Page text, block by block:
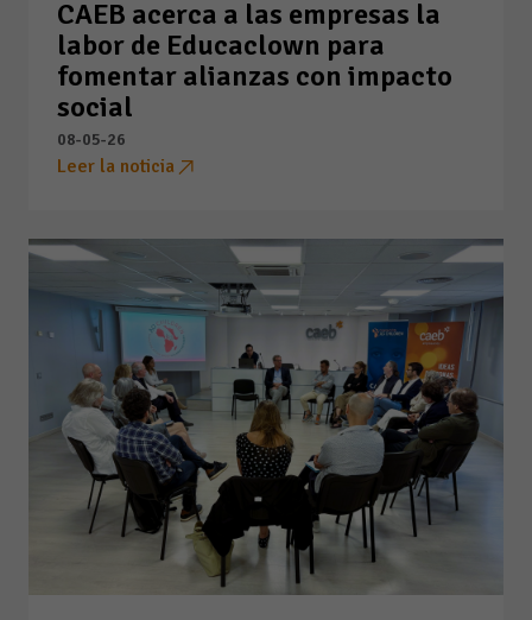
CAEB acerca a las empresas la
labor de Educaclown para
fomentar alianzas con impacto
social
08-05-26
Leer la noticia